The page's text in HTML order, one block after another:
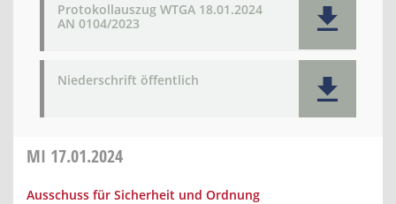
Protokollauszug WTGA 18.01.2024
AN 0104/2023
Niederschrift öffentlich
MI 17.01.2024
Ausschuss für Sicherheit und Ordnung